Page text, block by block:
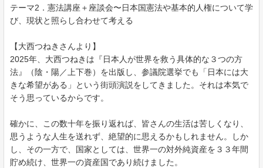
テーマ2．憲法講座＋座談会〜日本国憲法や基本的人権について学
び、現状と照らし合わせて考える
【大西つねきさんより】
2025年、大西つねきは『日本人が世界を救う具体的な３つの方
法』（陰・陽／上下巻）を出版し、参議院選挙でも「日本には大
きな希望がある」という街頭演説をしてきました。それは本気で
そう思っているからです。
確かに、この数十年を振り返れば、皆さんの生活は苦しくなり、
思うような人生を送れず、絶望的に思えるかもしれません。しか
し、その一方で、国家としては、世界一の対外純資産を３３年間
貯め続け、世界一の資産国であり続けました。